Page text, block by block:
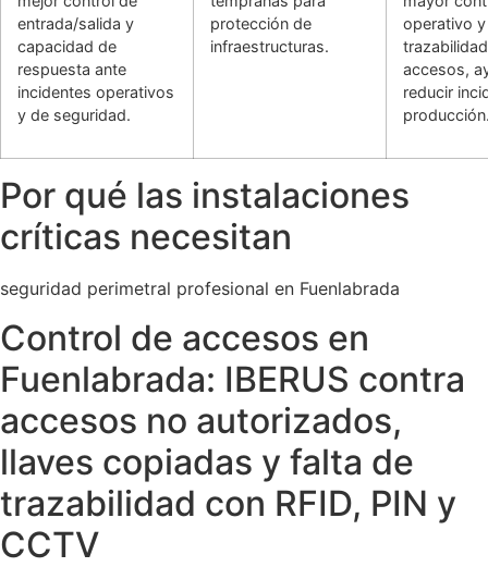
entrada/salida y
capacidad de
respuesta ante
incidentes operativos
y de seguridad.
protección de
infraestructuras.
operativo y
accesos,
reducir
Por qué las instalaciones
críticas necesitan
seguridad perimetral profesional en Fuenlabrada
Control de accesos en
Fuenlabrada: IBERUS contra
accesos no autorizados,
llaves copiadas y falta de
trazabilidad con RFID, PIN y
CCTV